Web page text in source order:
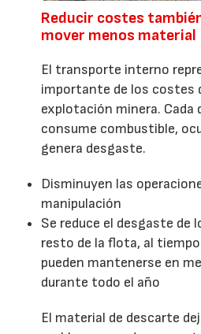
Reducir costes
mover menos material
El transporte interno
importante de los costes
explotación minera. Cada
consume combustible,
genera desgaste.
Disminuyen las
manipulación
Se reduce el desgaste de
resto de la flota, al
pueden mantenerse en
durante todo el año
El material de descarte